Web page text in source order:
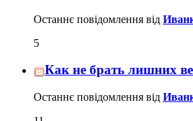
Останнє повідомлення від
5
Как не брать лишних
Останнє повідомлення від